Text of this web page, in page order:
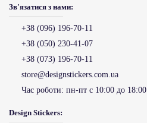
Зв'язатися з нами:
+38 (096) 196-70-11
+38 (050) 230-41-07
+38 (073) 196-70-11
store@designstickers.com.ua
Час роботи: пн-пт с 10:00 до 18:00
Design Stickers: